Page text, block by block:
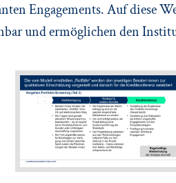
Engagements. Auf diese
und ermöglichen den